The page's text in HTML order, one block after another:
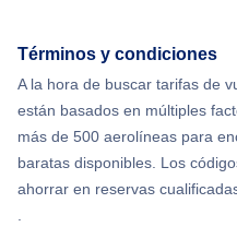
Términos y condiciones
A la hora de buscar tarifas de
están basados en múltiples
más de 500 aerolíneas para
baratas disponibles. Los
ahorrar en reservas
.